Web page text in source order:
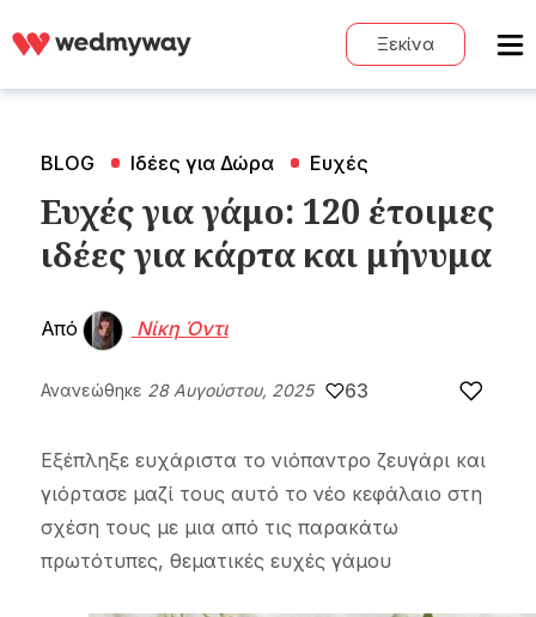
Ξεκίνα
BLOG Ιδέες για Δώρα Ευχές
Ευχές για γάμο: 120 έτοιμες
ιδέες για κάρτα και μήνυμα
Από Νίκη Όντι
Ανανεώθηκε 28 Αυγούστου, 2025 63
Εξέπληξε ευχάριστα το νιόπαντρο ζευγάρι και
γιόρτασε μαζί τους αυτό το νέο κεφάλαιο στη
σχέση τους με μια από τις παρακάτω
πρωτότυπες, θεματικές ευχές γάμου